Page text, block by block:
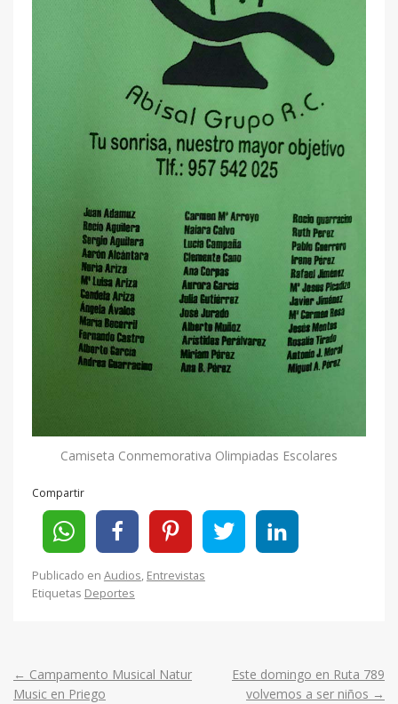
Camiseta Conmemorativa Olimpiadas Escolares
Compartir
Publicado en Audios, Entrevistas
Etiquetas Deportes
Post
← Campamento Musical Natur
Music en Priego
Este domingo en Ruta 789
volvemos a ser niños →